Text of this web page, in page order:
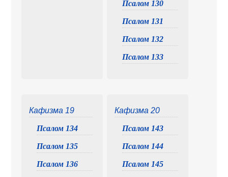
Псалом 130
Псалом 131
Псалом 132
Псалом 133
Кафизма 19
Псалом 134
Псалом 135
Псалом 136
Кафизма 20
Псалом 143
Псалом 144
Псалом 145